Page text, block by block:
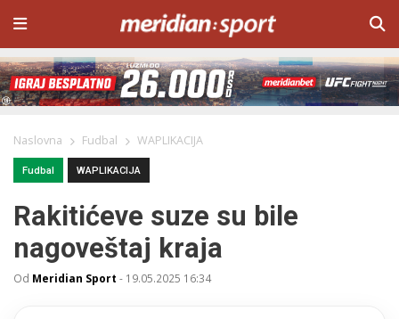
Naslovna Fudbal WAPLIKACIJA
Fudbal WAPLIKACIJA
Rakitićeve suze su bile
nagoveštaj kraja
Od Meridian Sport - 19.05.2025 16:34